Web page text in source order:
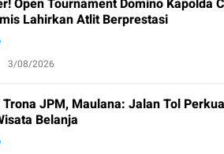
Lahirkan Atlit Berprestasi
3/08/2026
JPM, Maulana: Jalan Tol
Belanja